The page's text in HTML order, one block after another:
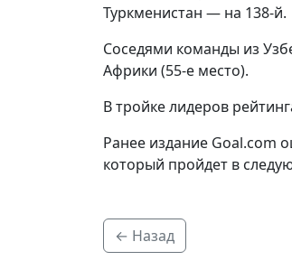
Туркменистан — на 138-й.
Соседями команды из
Африки (55-е место).
В тройке лидеров
Ранее издание Goal.com
который пройдет в
← Назад